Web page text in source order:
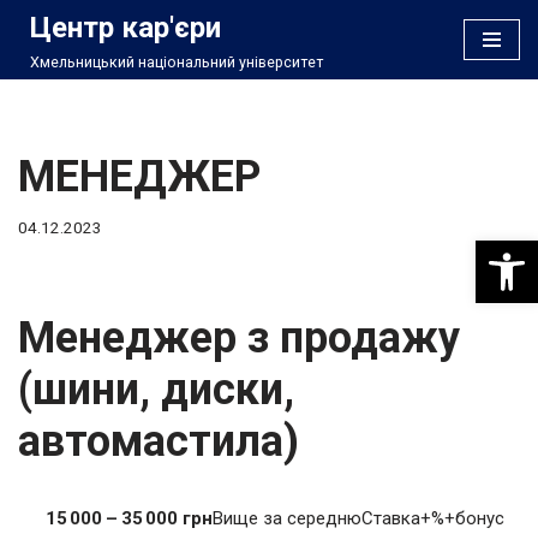
Перейти
Центр кар'єри
Хмельницький національний університет
МЕНЕДЖЕР
04.12.2023
Менеджер з продажу
(шини, диски,
автомастила)
15 000 – 35 000 грнВище за середнюСтавка+%+бонус